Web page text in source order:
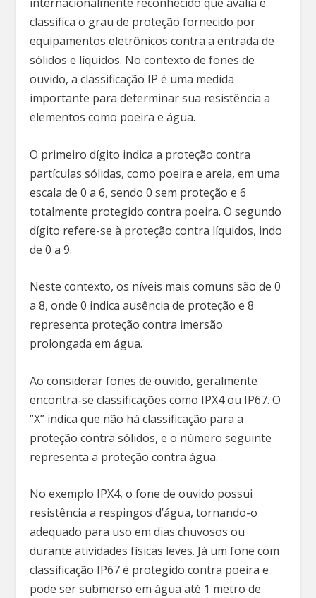
classifica o grau de proteção fornecido por
equipamentos eletrônicos contra a entrada de
sólidos e líquidos. No contexto de fones de
ouvido, a classificação IP é uma medida
importante para determinar sua resistência a
elementos como poeira e água.
O primeiro dígito indica a proteção contra
partículas sólidas, como poeira e areia, em uma
escala de 0 a 6, sendo 0 sem proteção e 6
totalmente protegido contra poeira. O segundo
dígito refere-se à proteção contra líquidos, indo
de 0 a 9.
Neste contexto, os níveis mais comuns são de 0
a 8, onde 0 indica ausência de proteção e 8
representa proteção contra imersão
prolongada em água.
Ao considerar fones de ouvido, geralmente
encontra-se classificações como IPX4 ou IP67. O
“X” indica que não há classificação para a
proteção contra sólidos, e o número seguinte
representa a proteção contra água.
No exemplo IPX4, o fone de ouvido possui
resistência a respingos d’água, tornando-o
adequado para uso em dias chuvosos ou
durante atividades físicas leves. Já um fone com
classificação IP67 é protegido contra poeira e
pode ser submerso em água até 1 metro de